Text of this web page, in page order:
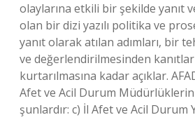
olaylarına etkili bir şekilde yanıt
olan bir dizi yazılı politika ve
yanıt olarak atılan adımları, bir
ve değerlendirilmesinden
kurtarılmasına kadar açıklar.
Afet ve Acil Durum
şunlardır: c) İl Afet ve Acil Durum